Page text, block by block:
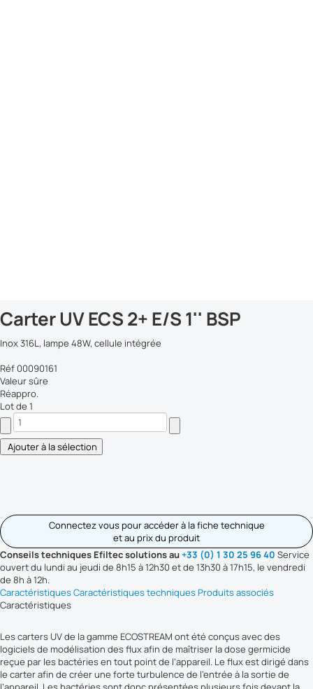
Carter UV ECS 2+ E/S 1'' BSP
Inox 316L, lampe 48W, cellule intégrée
Réf 00090161
Valeur sûre
Réappro.
Lot de 1
Connectez vous pour accéder à la fiche technique
et au prix du produit
Conseils techniques Efiltec solutions au+33 (0) 1 30 25 96 40 Service
ouvert du lundi au jeudi de 8h15 à 12h30 et de 13h30 à 17h15, le vendredi
de 8h à 12h.
CaractéristiquesCaractéristiques techniques Produits associés
Caractéristiques
Les carters UV de la gamme ECOSTREAM ont été conçus avec des
logiciels de modélisation des flux afin de maîtriser la dose germicide
reçue par les bactéries en tout point de l’appareil. Le flux est dirigé dans
le carter afin de créer une forte turbulence de l’entrée à la sortie de